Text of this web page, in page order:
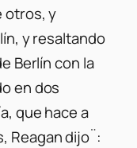
otros, y
y resaltando
Berlín con la
en dos
que hace a
Reagan dijo¨: